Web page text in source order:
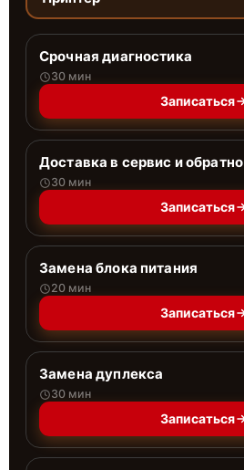
Срочная диагностика
30 мин
Записаться
Доставка в сервис и обратно
30 мин
Записаться
Замена блока питания
20 мин
Записаться
Замена дуплекса
30 мин
Записаться